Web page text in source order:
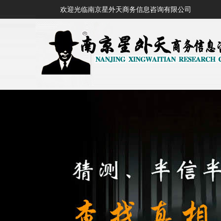
欢迎光临南京星外天商务信息咨询有限公司